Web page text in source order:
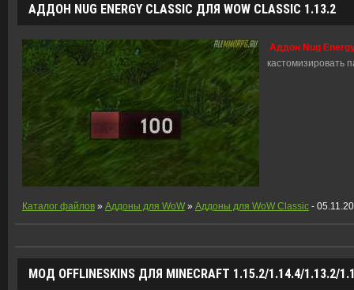
АДДОН NUG ENERGY CLASSIC ДЛЯ WOW CLASSIC 1.13.2
Аддон Nug
кастомизировать
Каталог файлов » Аддоны для WoW » Аддоны для WoW Classic -
МОД OFFLINESKINS ДЛЯ MINECRAFT 1.15.2/1.14.4/1.13.2/1